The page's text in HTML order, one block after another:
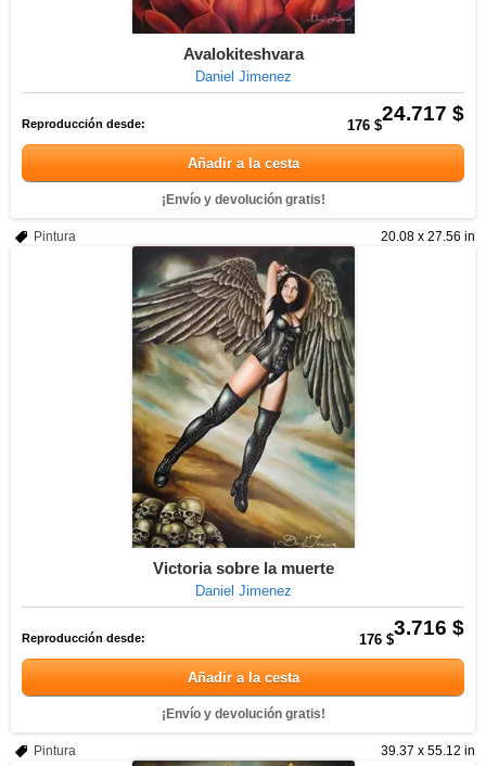
Avalokiteshvara
Daniel Jimenez
24.717 $
Reproducción desde: 176 $
Añadir a la cesta
¡Envío y devolución gratis!
20.08 x 27.56 in
Pintura
Victoria sobre la muerte
Daniel Jimenez
3.716 $
Reproducción desde: 176 $
Añadir a la cesta
¡Envío y devolución gratis!
39.37 x 55.12 in
Pintura